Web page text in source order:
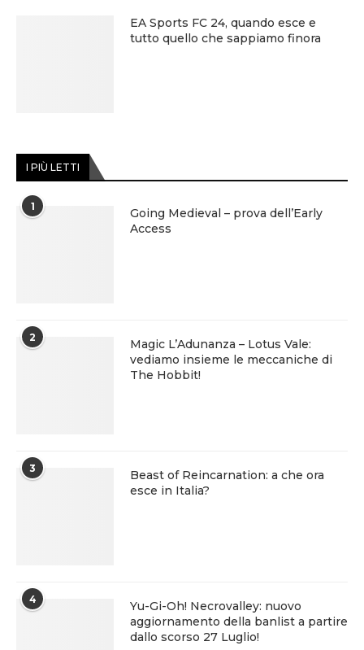
EA Sports FC 24, quando esce e
tutto quello che sappiamo finora
I PIÙ LETTI
1
Going Medieval – prova dell’Early
Access
2
Magic L’Adunanza – Lotus Vale:
vediamo insieme le meccaniche di
The Hobbit!
3
Beast of Reincarnation: a che ora
esce in Italia?
4
Yu-Gi-Oh! Necrovalley: nuovo
aggiornamento della banlist a partire
dallo scorso 27 Luglio!